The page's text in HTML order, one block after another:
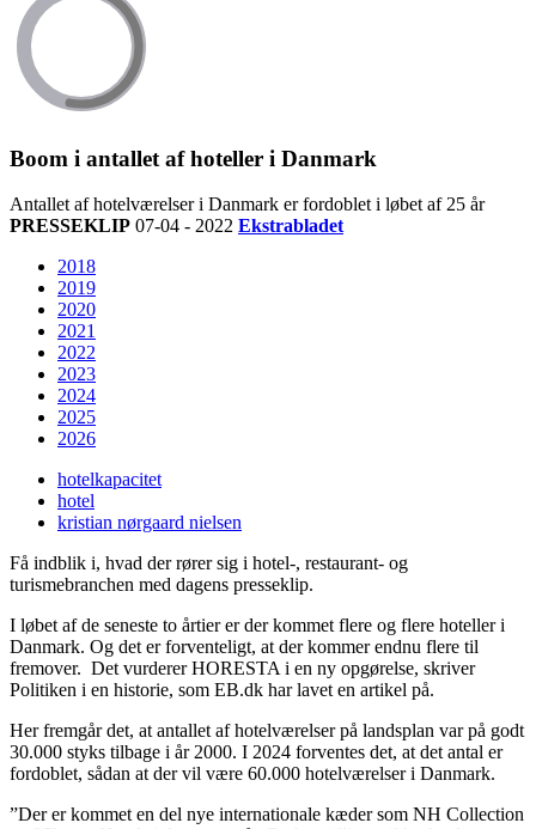
Boom i antallet af hoteller i Danmark
Antallet af hotelværelser i Danmark er fordoblet i løbet af 25 år
PRESSEKLIP 07-04 - 2022 Ekstrabladet
2018
2019
2020
2021
2022
2023
2024
2025
2026
hotelkapacitet
hotel
kristian nørgaard nielsen
Få indblik i, hvad der rører sig i hotel-, restaurant- og
turismebranchen med dagens presseklip.
I løbet af de seneste to årtier er der kommet flere og flere hoteller i
Danmark. Og det er forventeligt, at der kommer endnu flere til
fremover. Det vurderer HORESTA i en ny opgørelse, skriver
Politiken i en historie, som EB.dk har lavet en artikel på.
Her fremgår det, at antallet af hotelværelser på landsplan var på godt
30.000 styks tilbage i år 2000. I 2024 forventes det, at det antal er
fordoblet, sådan at der vil være 60.000 hotelværelser i Danmark.
”Der er kommet en del nye internationale kæder som NH Collection